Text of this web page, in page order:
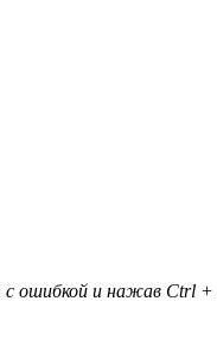
ошибкой и нажав Ctrl